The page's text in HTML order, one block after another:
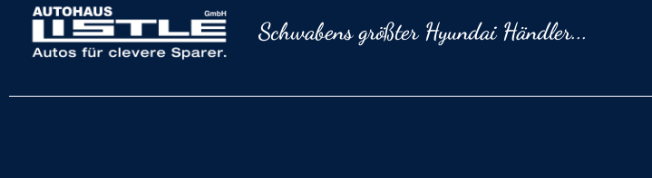
Schwabens größter Hyundai Händler...